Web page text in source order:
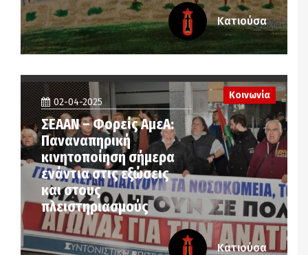
Κατιούσα
02-04-2025
ΣΕΑΑΝ – Φορείς ΑμεΑ:
Παναναπηρική
κινητοποίηση σήμερα
ενάντια στις εξώσεις
και στους
πλειστηριασμούς
Κοινωνία
Κατιούσα